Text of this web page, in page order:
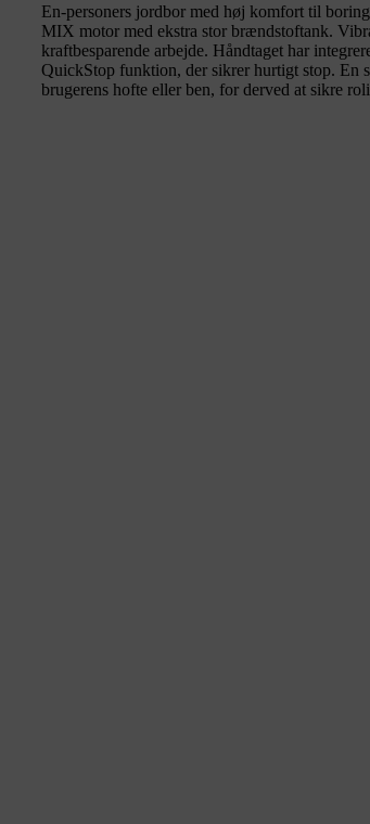
En-personers jordbor med høj komfort til
MIX motor med ekstra stor brændstoftank.
kraftbesparende arbejde. Håndtaget har
QuickStop funktion, der sikrer hurtigt stop. En
brugerens hofte eller ben, for derved at sikre